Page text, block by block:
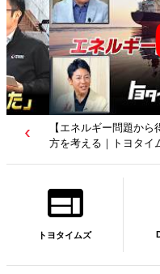
【エネルギー問題か
方を考える｜トヨタイ
トヨタイムズ